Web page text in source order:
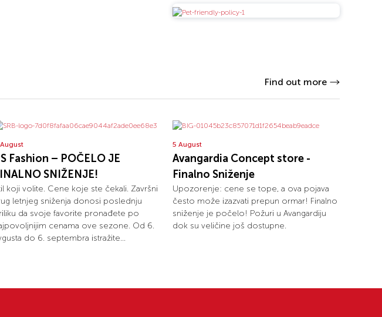
Find out more
Fashion – POČELO JE
SNIŽENJE!
koji volite. Cene koje ste čekali. Završni
letnjeg sniženja donosi poslednju
da svoje favorite pronađete po
cenama ove sezone. Od 6.
do 6. septembra istražite...
5 August
Avangardia Concept store -
Finalno Sniženje
Upozorenje: cene se tope, a ova pojava
često može izazvati prepun ormar! Finalno
sniženje je počelo! Požuri u Avangardiju
dok su veličine još dostupne.